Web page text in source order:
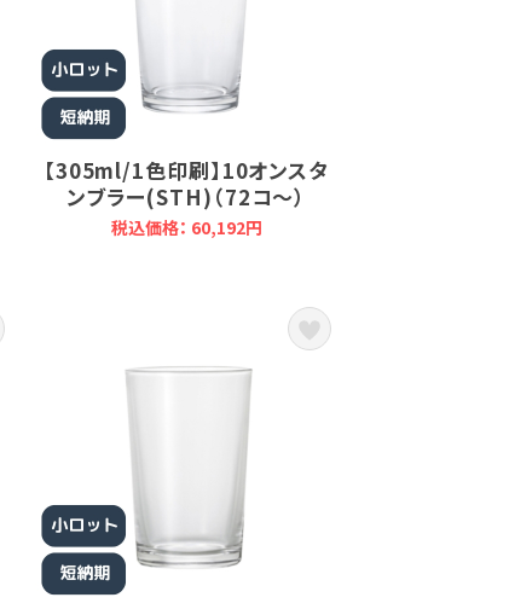
【305ml/1色印刷】10オンスタ
ンブラー(STH)（72コ～）
税込価格： 60,192円